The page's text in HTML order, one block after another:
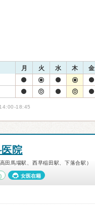
月 火 水 木 金
14:00-18:45
院
田馬場駅、西早稲田駅、下落合駅）
女医在籍